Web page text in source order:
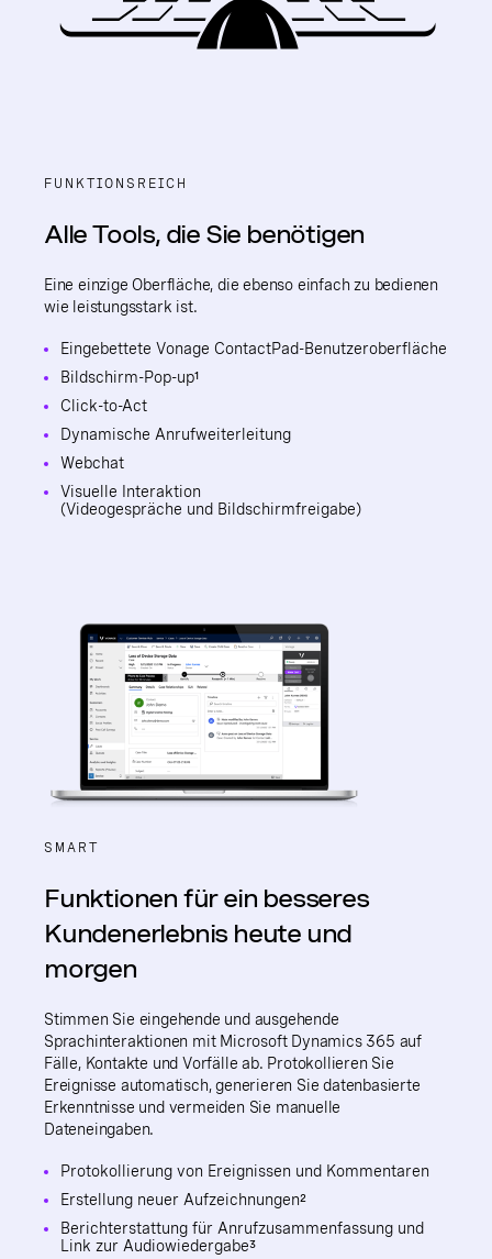
FUNKTIONSREICH
Alle Tools, die Sie benötigen
Eine einzige Oberfläche, die ebenso einfach zu bedienen
wie leistungsstark ist.
Eingebettete Vonage ContactPad-Benutzeroberfläche
Bildschirm-Pop-up¹
Click-to-Act
Dynamische Anrufweiterleitung
Webchat
Visuelle Interaktion
(Videogespräche und Bildschirmfreigabe)
SMART
Funktionen für ein besseres
Kundenerlebnis heute und
morgen
Stimmen Sie eingehende und ausgehende
Sprachinteraktionen mit Microsoft Dynamics 365 auf
Fälle, Kontakte und Vorfälle ab. Protokollieren Sie
Ereignisse automatisch, generieren Sie datenbasierte
Erkenntnisse und vermeiden Sie manuelle
Dateneingaben.
Protokollierung von Ereignissen und Kommentaren
Erstellung neuer Aufzeichnungen²
Berichterstattung für Anrufzusammenfassung und
Link zur Audiowiedergabe³